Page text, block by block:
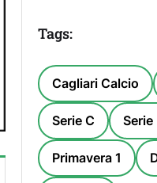
Tags:
Cagliari Calcio
Serie C Serie
Primavera 1